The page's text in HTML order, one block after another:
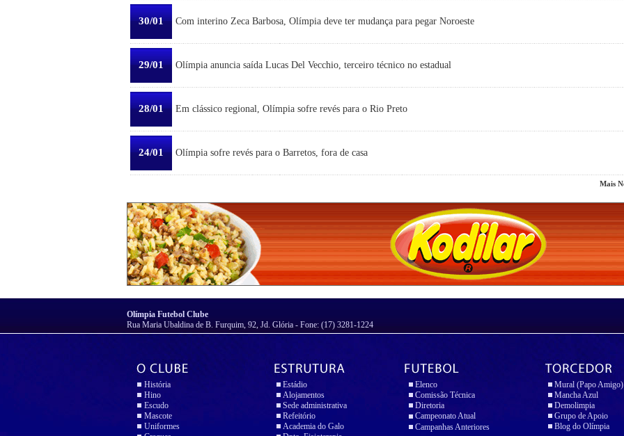
30/01 Com interino Zeca Barbosa, Olímpia deve ter mudança para pegar Noroeste
29/01 Olímpia anuncia saída Lucas Del Vecchio, terceiro técnico no estadual
28/01 Em clássico regional, Olímpia sofre revés para o Rio Preto
24/01 Olímpia sofre revés para o Barretos, fora de casa
Mais
Olímpia Futebol Clube
Rua Maria Ubaldina de B. Furquim, 92, Jd. Glória - Fone: (17) 3281-1224
História
Hino
Escudo
Mascote
Uniformes
Estádio
Alojamentos
Sede administrativa
Refeitório
Academia do Galo
Elenco
Comissão Técnica
Diretoria
Campeonato Atual
Campanhas Anteriores
Mural (Papo Amigo)
Mancha Azul
Demolimpia
Grupo de Apoio
Blog do Olímpia